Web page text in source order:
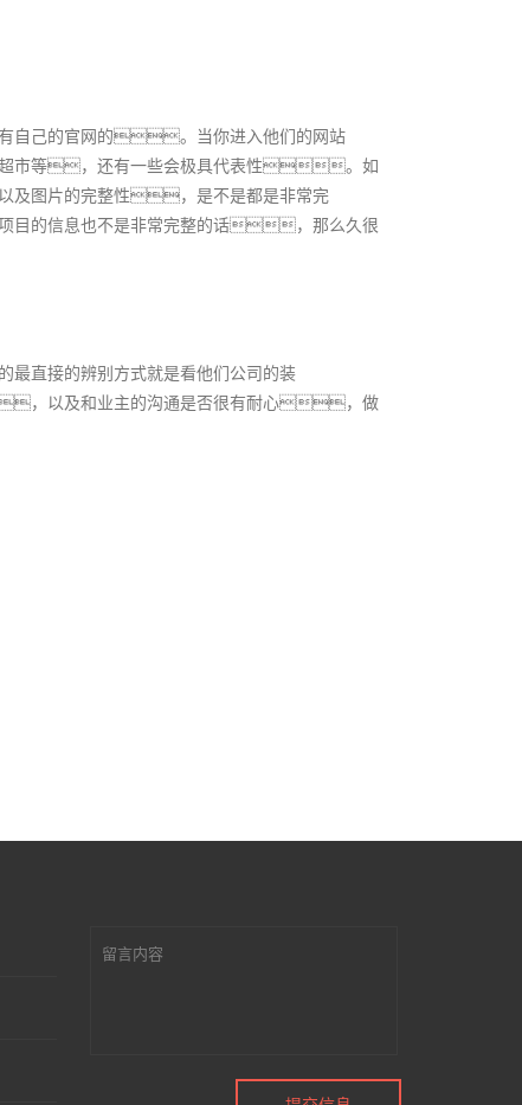
自己的官网的。当你进入他们的网站
超市等，还有一些会极具代表性。如
及图片的完整性，是不是都是非常完
目的信息也不是非常完整的话，那么久很
直接的辨别方式就是看他们公司的装
，以及和业主的沟通是否很有耐心，做